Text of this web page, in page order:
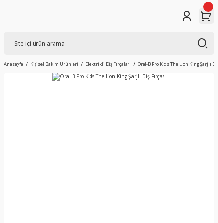
Anasayfa Kişisel Bakım Ürünleri Elektrikli Diş Fırçaları Oral-B Pro Kids The Lion King Şarjlı